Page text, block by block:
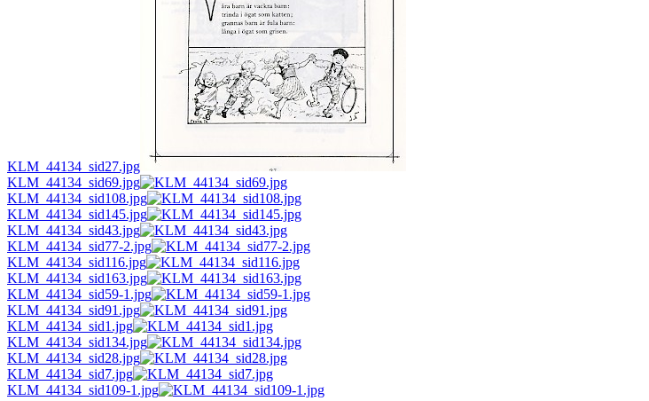
KLM_44134_sid27.jpg
KLM_44134_sid69.jpg
KLM_44134_sid108.jpg
KLM_44134_sid145.jpg
KLM_44134_sid43.jpg
KLM_44134_sid77-2.jpg
KLM_44134_sid116.jpg
KLM_44134_sid163.jpg
KLM_44134_sid59-1.jpg
KLM_44134_sid91.jpg
KLM_44134_sid1.jpg
KLM_44134_sid134.jpg
KLM_44134_sid28.jpg
KLM_44134_sid7.jpg
KLM_44134_sid109-1.jpg